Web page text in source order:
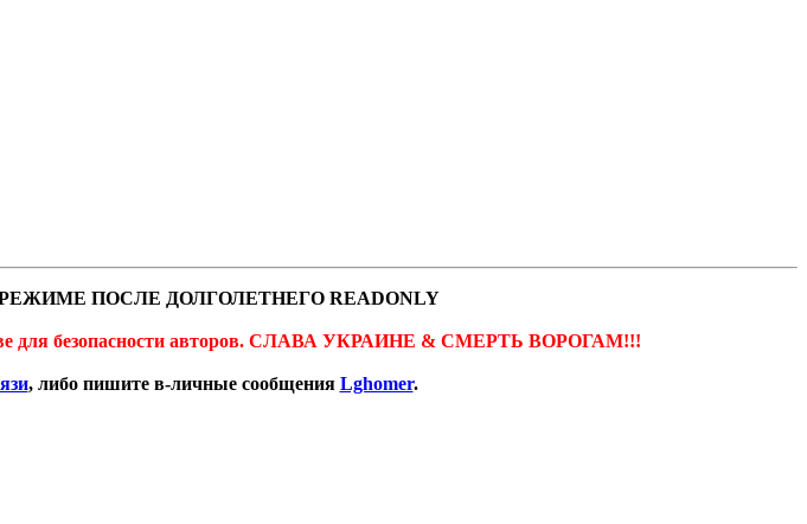
ПОСЛЕ ДОЛГОЛЕТНЕГО READONLY
для безопасности авторов. СЛАВА УКРАИНЕ & СМЕРТЬ ВОРОГАМ!!!
, либо пишите в-личные сообщения Lghomer.